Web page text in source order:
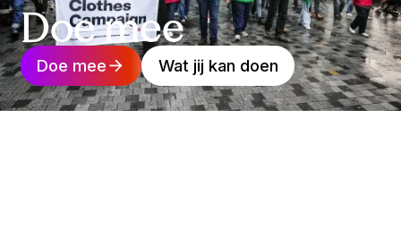
Doe mee
Doe mee Wat jij kan doen